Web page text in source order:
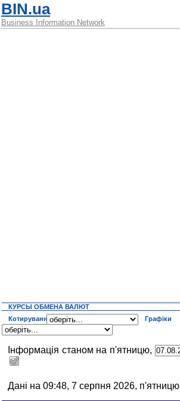
BIN.ua
Business Information Network
КУРСЫ ОБМЕНА ВАЛЮТ
Котирування
Графіки
Інформація станом на п'ятницю,
Дані на 09:48, 7 серпня 2026, п'ятницю